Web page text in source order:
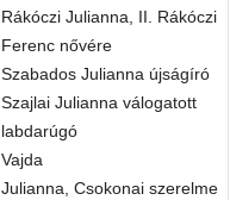
Rákóczi Julianna, II. Rákóczi
Ferenc nővére
Szabados Julianna újságíró
Szajlai Julianna válogatott
labdarúgó
Vajda
Julianna, Csokonai szerelme